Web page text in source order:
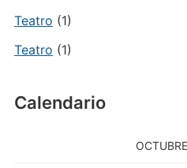
Teatro (1)
Teatro (1)
Calendario